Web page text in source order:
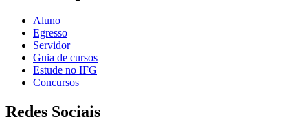
Aluno
Egresso
Servidor
Guia de cursos
Estude no IFG
Concursos
Redes Sociais